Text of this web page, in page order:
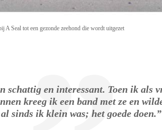
A Seal tot een gezonde zeehond die wordt uitgezet
schattig en interessant. Toen ik
kreeg ik een band met ze en
sinds ik klein was; het goede doen.”